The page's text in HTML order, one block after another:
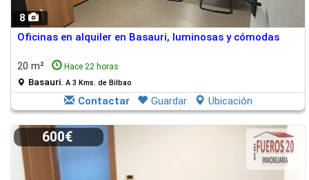
8
Oficinas en alquiler en Basauri, luminosas y cómodas
20 m² Hace 22 horas
Basauri. A 3 Kms. de Bilbao
Contactar Guardar Ubicación
600€